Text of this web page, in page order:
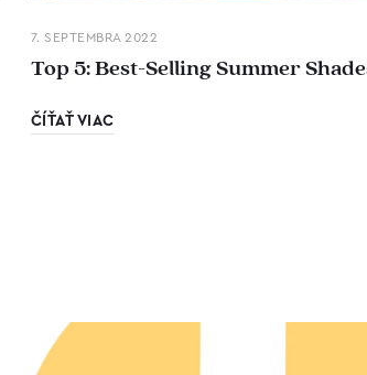
7. SEPTEMBRA 2022
Top 5: Best-Selling Summer
ČÍŤAŤ VIAC